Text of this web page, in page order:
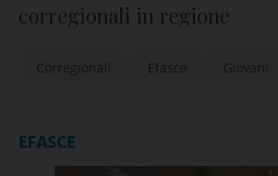
corregionali in regione
Corregionali Efasce Giovani
EFASCE